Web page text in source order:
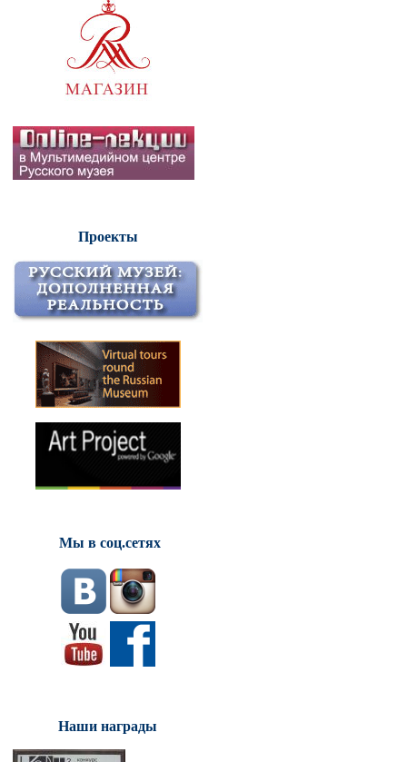
Проекты
Мы в соц.сетях
Наши награды